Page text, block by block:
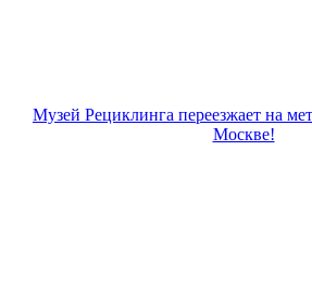
Музей Рециклинга переезжает на
Москве!